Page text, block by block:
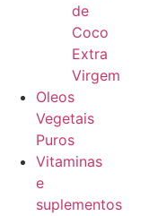
de
Coco
Extra
Virgem
Oleos
Vegetais
Puros
Vitaminas
e
suplementos